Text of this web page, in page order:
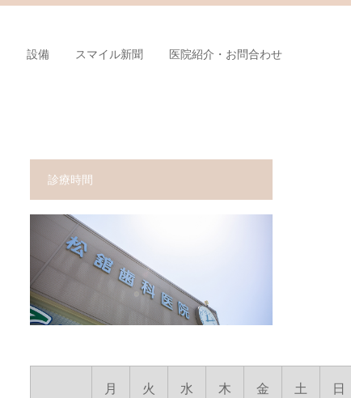
設備 スマイル新聞 医院紹介・お問合わせ
診療時間
月 火 水 木 金 土 日